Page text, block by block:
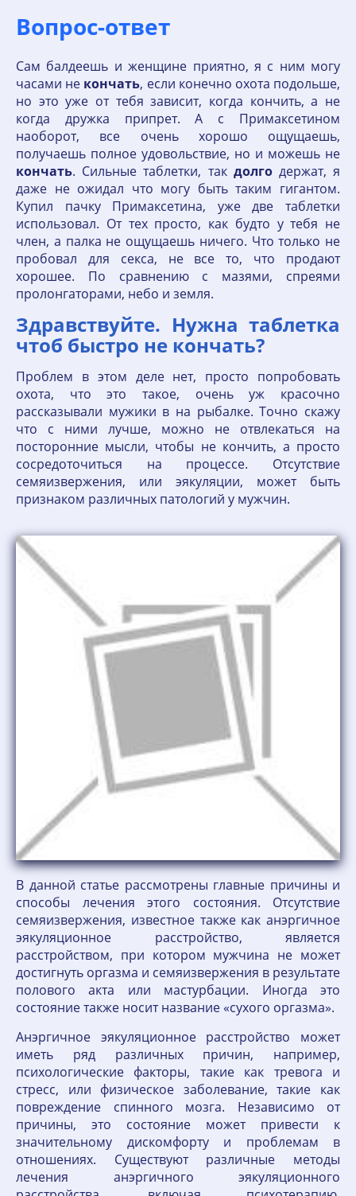
Вопрос-ответ
Сам балдеешь и женщине приятно, я с ним могу
часами не кончать, если конечно охота подольше,
но это уже от тебя зависит, когда кончить, а не
когда дружка припрет. А с Примаксетином
наоборот, все очень хорошо ощущаешь,
получаешь полное удовольствие, но и можешь не
кончать. Сильные таблетки, так долгодержат, я
даже не ожидал что могу быть таким гигантом.
Купил пачку Примаксетина, уже две таблетки
использовал. От тех просто, как будто у тебя не
член, а палка не ощущаешь ничего. Что только не
пробовал для секса, не все то, что продают
хорошее. По сравнению с мазями, спреями
пролонгаторами, небо и земля.
Здравствуйте. Нужна таблетка
чтоб быстро не кончать?
Проблем в этом деле нет, просто попробовать
охота, что это такое, очень уж красочно
рассказывали мужики в на рыбалке. Точно скажу
что с ними лучше, можно не отвлекаться на
посторонние мысли, чтобы не кончить, а просто
сосредоточиться на процессе. Отсутствие
семяизвержения, или эякуляции, может быть
признаком различных патологий у мужчин.
В данной статье рассмотрены главные причины и
способы лечения этого состояния. Отсутствие
семяизвержения, известное также как анэргичное
эякуляционное расстройство, является
расстройством, при котором мужчина не может
достигнуть оргазма и семяизвержения в результате
полового акта или мастурбации. Иногда это
состояние также носит название «сухого оргазма».
Анэргичное эякуляционное расстройство может
иметь ряд различных причин, например,
психологические факторы, такие как тревога и
стресс, или физическое заболевание, такие как
повреждение спинного мозга. Независимо от
причины, это состояние может привести к
значительному дискомфорту и проблемам в
отношениях. Существуют различные методы
лечения анэргичного эякуляционного